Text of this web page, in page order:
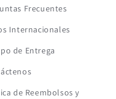
Frecuentes
Internacionales
de Entrega
de Reembolsos y